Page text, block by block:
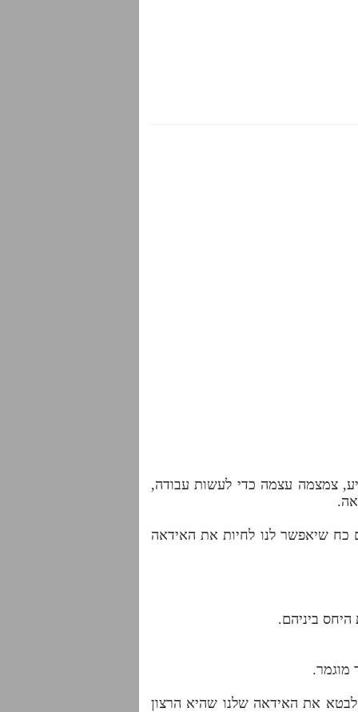
צמצמה עצמה כדי לעשות עבודה,
כח שיאפשר לנו לחיות את האידאה
ביניהם.
מוגמר.
את האידאה שלנו שהיא הרצון